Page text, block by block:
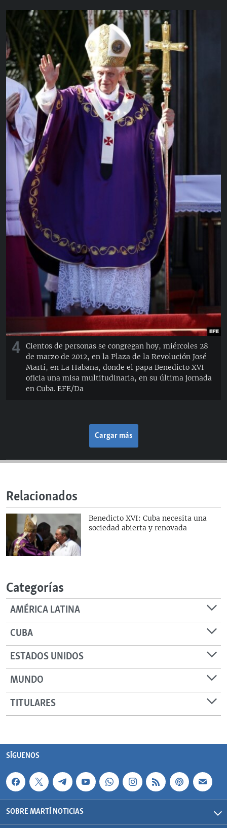
4
Cientos de personas se congregan hoy, miércoles 28
de marzo de 2012, en la Plaza de la Revolución José
Martí, en La Habana, donde el papa Benedicto XVI
oficia una misa multitudinaria, en su última jornada
en Cuba. EFE/Da
Cargar más
Relacionados
Benedicto XVI: Cuba necesita una
sociedad abierta y renovada
Categorías
AMÉRICA LATINA
CUBA
ESTADOS UNIDOS
MUNDO
TITULARES
SÍGUENOS
SOBRE MARTÍ NOTICIAS